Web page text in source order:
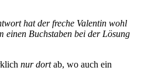
hat der freche Valentin wohl
einen Buchstaben bei der Lösung
nur dortab, wo auch ein